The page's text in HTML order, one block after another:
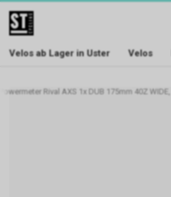
Velos ab Lager in Uster Velos
Rival AXS 1x DUB 175mm 40Z